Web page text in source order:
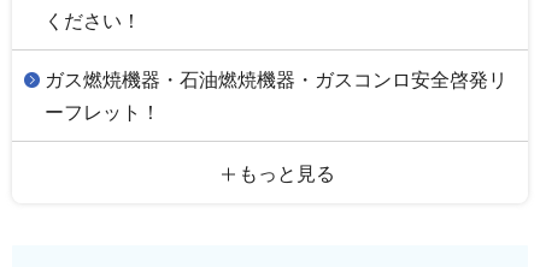
ください！
ガス燃焼機器・石油燃焼機器・ガスコンロ安全啓発リ
ーフレット！
もっと見る